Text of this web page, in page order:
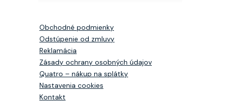
Obchodné podmienky
Odstúpenie od zmluvy
Reklamácia
Zásady ochrany osobných údajov
Quatro – nákup na splátky
Nastavenia cookies
Kontakt